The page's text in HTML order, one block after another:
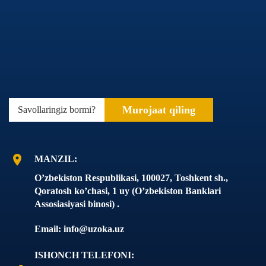
Savollaringiz bormi? Murojaat qiling
location_on
MANZIL:
O’zbеkiston Rеspublikasi, 100027, Toshkеnt sh.,
Qoratosh ko’chasi, 1 uy (O’zbеkiston Banklari
Assosiasiyasi binosi) .
Email: info@uzoka.uz
ISHONCH TELEFONI: